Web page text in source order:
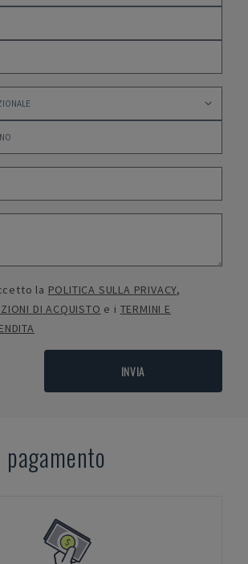
la POLITICA SULLA PRIVACY,
DI ACQUISTO e i TERMINI E
INVIA